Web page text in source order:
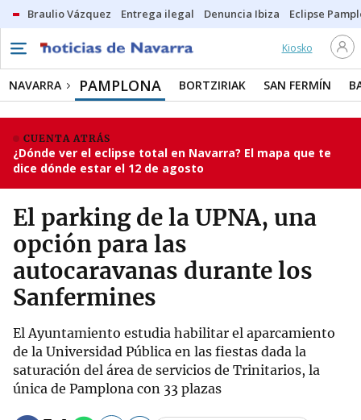
Braulio Vázquez Entrega ilegal Denuncia Ibiza Eclipse
Kiosko
NAVARRA PAMPLONA BORTZIRIAK SAN FERMÍN
CUENTA ATRÁS
¿Dónde ver el eclipse total en Navarra? El mapa que te
dice dónde estar el 12 de agosto
El parking de la UPNA, una
opción para las
autocaravanas durante los
Sanfermines
El Ayuntamiento estudia habilitar el aparcamiento
de la Universidad Pública en las fiestas dada la
saturación del área de servicios de Trinitarios, la
única de Pamplona con 33 plazas